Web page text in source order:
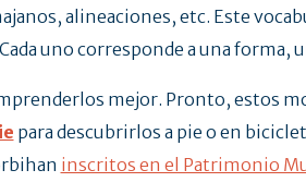
alineaciones, etc. Este
uno corresponde a una forma,
mejor. Pronto, estos
para descubrirlos a pie o en
inscritos en el Patrimonio